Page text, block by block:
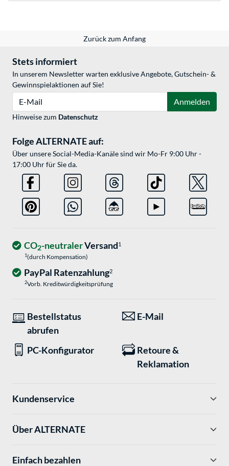
Zurück zum Anfang
Stets informiert
In unserem Newsletter warten exklusive Angebote, Gutschein- &
Gewinnspielaktionen auf Sie!
Anmelden
Hinweise zum Datenschutz
Folge ALTERNATE auf:
Über unsere Social-Media-Kanäle sind wir Mo-Fr 9:00 Uhr -
17:00 Uhr für Sie da.
CO2-neutralerVersand1
1(durch Kompensation)
PayPal Ratenzahlung2
2Vorb. Kreditwürdigkeitsprüfung
Bestellstatus
abrufen
E-Mail
PC-Konfigurator
Retoure &
Reklamation
Kundenservice
Über ALTERNATE
Einfach bezahlen